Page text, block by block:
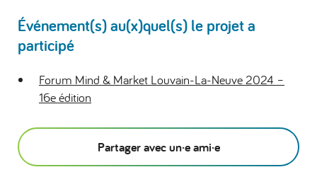
Événement(s) au(x)quel(s) le projet a
participé
Forum Mind & Market Louvain-La-Neuve 2024 –
16e édition
Partager avec un·e ami·e